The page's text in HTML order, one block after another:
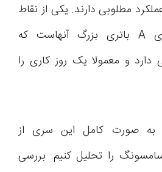
مطلوبی دارند. یکی از نقاط
قوت گوشی‌های سری A باتری بزرگ آنهاست که
و معمولا یک روز کاری را
به صورت کامل این سری از
را تحلیل کنیم. بررسی